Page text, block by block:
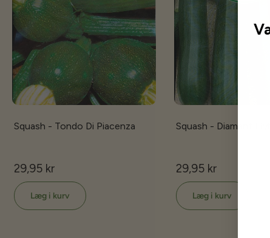
Squash - Tondo Di Piacenza
29,95 kr
Læg i kurv
Squash - Diamant
29,95 kr
Læg i kurv